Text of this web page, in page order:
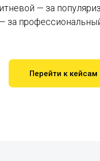
— за
профессиональный
Перейти к кейсам